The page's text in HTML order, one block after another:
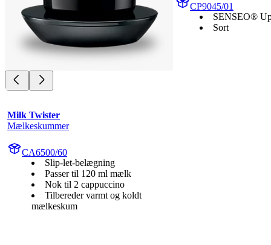
Milk Twister
Mælkeskummer
CA6500/60
Slip-let-belægning
Passer til 120 ml mælk
Nok til 2 cappuccino
Tilbereder varmt og koldt
mælkeskum
CP9045/01
SENSEO®
Sort